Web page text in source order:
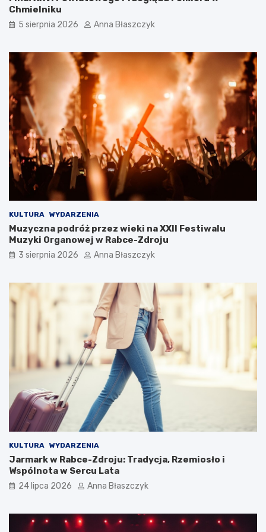
z
y
l
p
o
l
s
k
i
l
u
k
s
u
s
g
o
w
r
t
o
t
a
m
b
y
ć
?
Chmielniku
5 sierpnia 2026 Anna Błaszczyk
KULTURA WYDARZENIA
Muzyczna podróż przez wieki na XXII Festiwalu
Muzyki Organowej w Rabce-Zdroju
3 sierpnia 2026 Anna Błaszczyk
KULTURA WYDARZENIA
Jarmark w Rabce-Zdroju: Tradycja, Rzemiosło i
Wspólnota w Sercu Lata
24 lipca 2026 Anna Błaszczyk